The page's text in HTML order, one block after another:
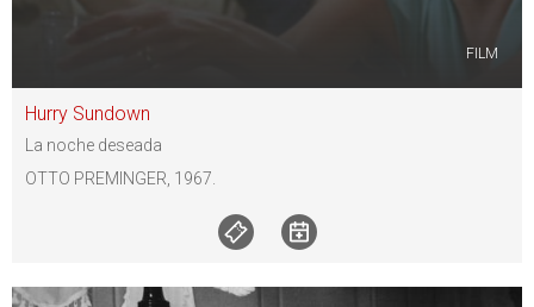
FILM
Hurry Sundown
La noche deseada
OTTO PREMINGER, 1967.